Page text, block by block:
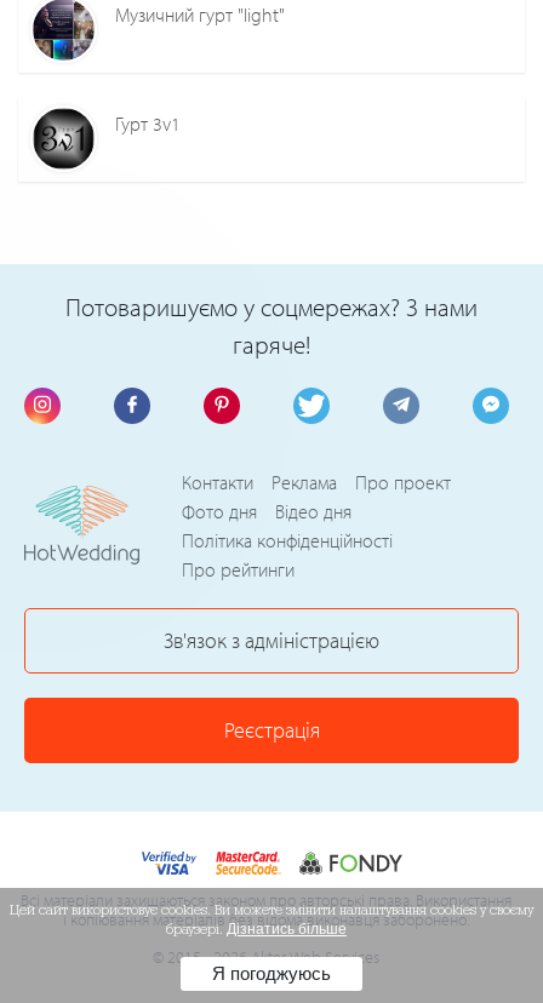
Музичний гурт "light"
Гурт 3v1
Потоваришуємо у соцмережах? З нами
гаряче!
Контакти Реклама
Про проект
Фото дня
Відео дня
Політика конфіденційності
Про рейтинги
Зв'язок з адміністрацією
Реєстрація
Всі матеріали захищаються законом про авторські права. Використання
і копіювання матеріалів без відома виконавця заборонено.
© 2015 - 2026 Akter Web Services
Цей сайт використовує cookies. Ви можете змінити налаштування cookies у своєму
браузері.Дізнатись більше
Я погоджуюсь